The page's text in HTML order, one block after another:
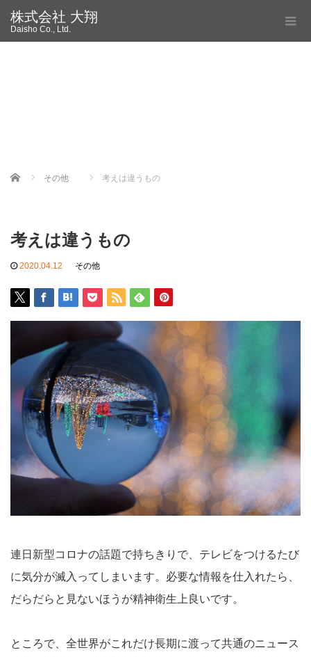
株式会社 大翔
Daisho Co., Ltd.
Home その他 考えは違うもの
考えは違うもの
2020.04.12 その他
連日新型コロナの話題で持ちきりで、テレビをつけるたび
に気分が滅入ってしまいます。必要な情報を仕入れたら、
だらだらと見ないほうが精神衛生上良いです。
ところで、全世界がこれだけ長期に渡って共通のニュース